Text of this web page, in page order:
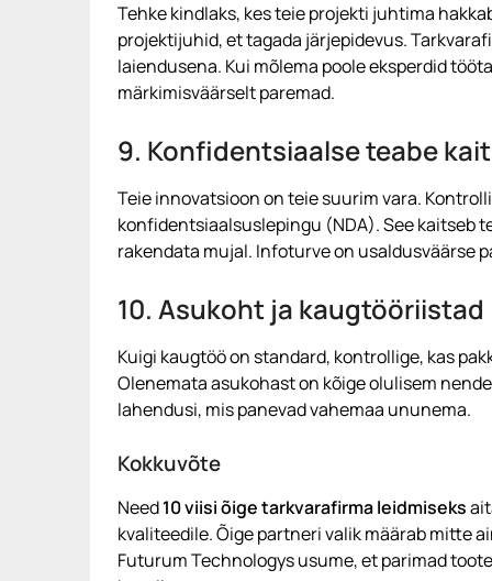
Tehke kindlaks, kes teie projekti juhtima
projektijuhid, et tagada järjepidevus.
laiendusena. Kui mõlema poole eksperdid
märkimisväärselt paremad.
9. Konfidentsiaalse teabe
Teie innovatsioon on teie suurim vara.
konfidentsiaalsuslepingu (NDA). See kaitseb
rakendata mujal. Infoturve on usaldusväärse
10. Asukoht ja kaugtööriistad
Kuigi kaugtöö on standard, kontrollige, kas
Olenemata asukohast on kõige olulisem
lahendusi, mis panevad vahemaa ununema.
Kokkuvõte
Need10 viisi õige tarkvarafirma leidmiseks
kvaliteedile. Õige partneri valik määrab mitte
Futurum Technologys usume, et parimad